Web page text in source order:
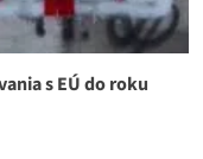
s EÚ do roku